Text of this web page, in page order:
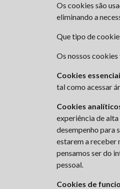
Os cookies são
eliminando a
Que tipo de
Os nossos
Cookies
tal como acessar
Cookies
experiência de
desempenho para
estarem a receber
pensamos ser do
pessoal.
Cookies de